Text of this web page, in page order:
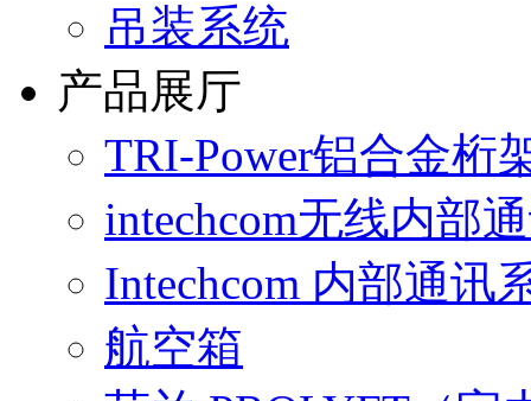
吊装系统
产品展厅
TRI-Power铝合金桁
intechcom无线内部
Intechcom 内部通讯
航空箱